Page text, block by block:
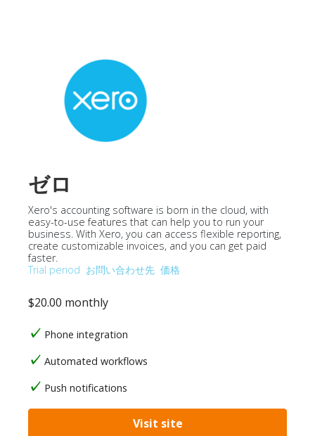
ゼロ
Xero's accounting software is born in the cloud, with
easy-to-use features that can help you to run your
business. With Xero, you can access flexible reporting,
create customizable invoices, and you can get paid
faster.
Trial period お問い合わせ先 価格
$20.00 monthly
Phone integration
Automated workflows
Push notifications
Visit site